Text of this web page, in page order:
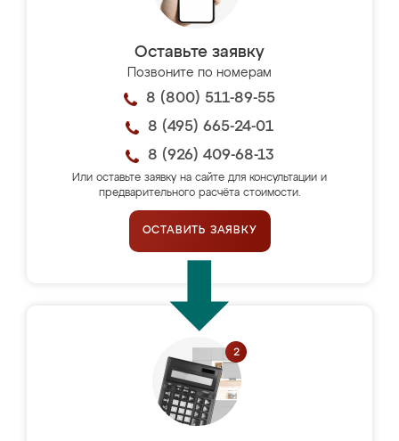
Оставьте заявку
Позвоните по номерам
8 (800) 511-89-55
8 (495) 665-24-01
8 (926) 409-68-13
Или оставьте заявку на сайте для консультации и
предварительного расчёта стоимости.
ОСТАВИТЬ ЗАЯВКУ